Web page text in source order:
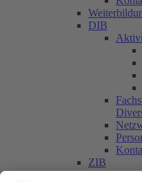
DIB
ZIB
Päd.